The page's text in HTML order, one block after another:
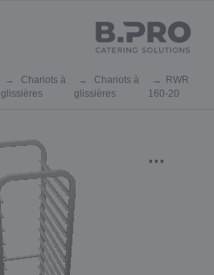
Chariots à
glissières
Chariots à
glissières
RWR
160-20
...